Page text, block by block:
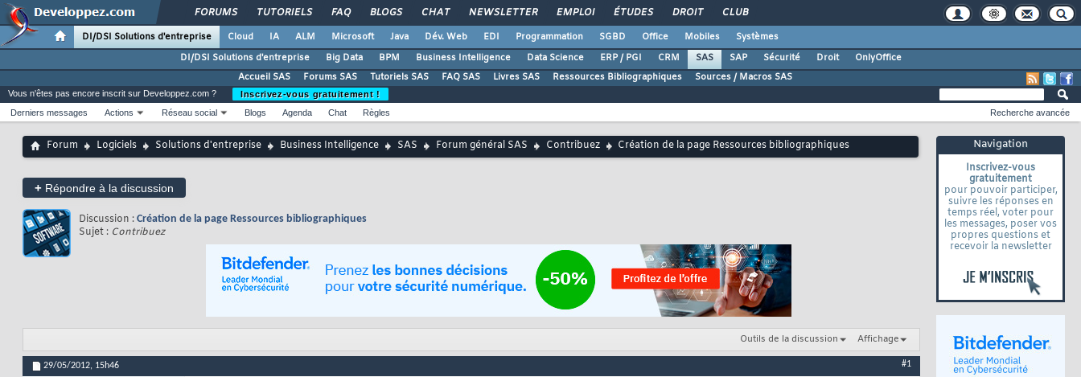
FORUMS TUTORIELS FAQ BLOGS CHAT NEWSLETTER EMPLOI ÉTUDES DROIT CLUB
DI/DSI Solutions d'entreprise Cloud IA ALM Microsoft Java Dév. Web EDI Programmation SGBD Office Mobiles
Systèmes
DI/DSI Solutions d'entreprise
Big Data BPM Business Intelligence Data Science ERP / PGI CRM SAS SAP Sécurité Droit
OnlyOffice
Accueil SAS
Forums SAS Tutoriels SAS FAQ SAS Livres SAS Ressources Bibliographiques Sources / Macros SAS
Navigation
Inscrivez-vous
gratuitement
pour pouvoir participer,
suivre les réponses en
temps réel, voter pour
les messages, poser vos
propres questions et
recevoir la newsletter
Vous n'êtes pas encore inscrit sur Developpez.com ?
Inscrivez-vous gratuitement !
Derniers messages
Actions Réseau social Blogs Agenda Chat Règles Recherche avancée
Forum Logiciels Solutions d'entreprise Business Intelligence SAS Forum général SAS Contribuez Création de la page Ressources bibliographiques
+ Répondre à la discussion
Discussion : Création de la page Ressources bibliographiques
Sujet : Contribuez
Outils de la discussion Affichage
29/05/2012, 15h46 #1